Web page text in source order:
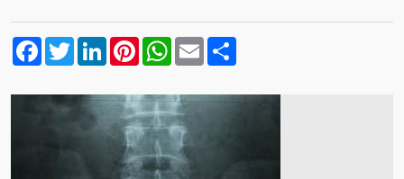
Facebook
TwitterLinkedInPinterestWhatsApp
Email